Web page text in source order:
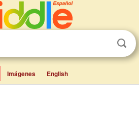
Imágenes English